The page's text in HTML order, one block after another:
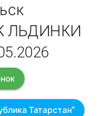
ЛЬДИНКИ
Татарстан"